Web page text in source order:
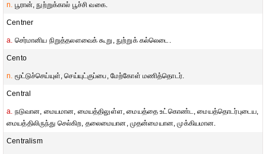
n. பூரான், நுற்றுக்கால் பூச்சி வகை.
Centner
a. செர்மானிய நிறுத்தலளவைக் கூறு, நுற்றுக் கல்லெடை.
Cento
n. மூட்டுச்செய்யுள், செய்யுட்குப்பை, மேற்கோள் மணித்தொடர்.
Central
a. நடுவான, மையமான, மையத்திலுள்ள, மையத்தை உட்கொண்ட, மையத்தொடர்புடைய,
மையத்திலிருந்து செல்கிற, தலைமையான, முதன்மையான, முக்கியமான.
Centralism